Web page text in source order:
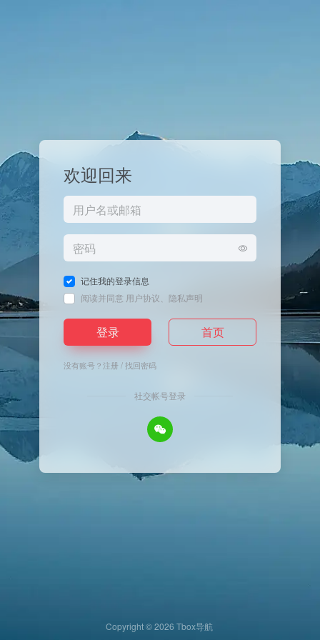
欢迎回来
记住我的登录信息
阅读并同意 用户协议 隐私声明
登录 首页
没有账号？注册/找回密码
社交帐号登录
Copyright © 2026 Tbox导航